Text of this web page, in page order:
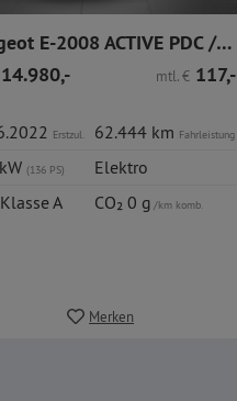
Peugeot E-2008 ACTIVE PDC / KLIMA / OBC
14.980,-
mtl.€ 117,-
Erstzul. 62.444 km Fahrleistung
(136 PS)
Elektro
A
CO₂ 0 g/km komb.
Merken